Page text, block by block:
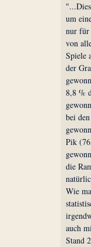
um
nur für
von
Spiele
der
8,8 %
bei
Pik
die
Wie
auch
Stand